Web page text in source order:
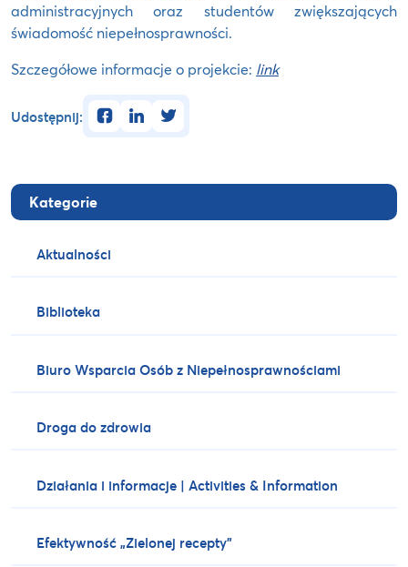
Kategorie
Aktualności
Biblioteka
Biuro Wsparcia Osób z Niepełnosprawnościami
Droga do zdrowia
Działania i informacje | Activities & Information
Efektywność „Zielonej recepty”
administracyjnych oraz studentów zwiększających
świadomość niepełnosprawności.
Szczegółowe informacje o projekcie: link
Udostępnij: facebooklinkedintwitter